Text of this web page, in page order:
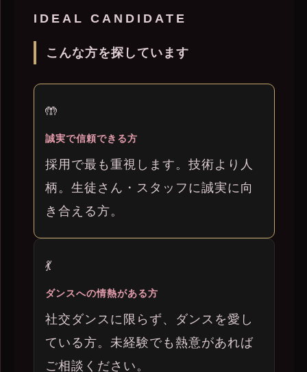
IDEAL CANDIDATE
こんな方を探しています
🤲
誠実で信頼できる方
採用で最も重視します。技術より人
柄。生徒さん・スタッフに誠実に向
き合える方。
💃
ダンスへの情熱がある方
社交ダンスに限らず、ダンスを愛し
ている方。未経験でも熱意があれば
ご相談ください。